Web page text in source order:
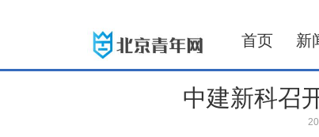
首页 新
中建新科召